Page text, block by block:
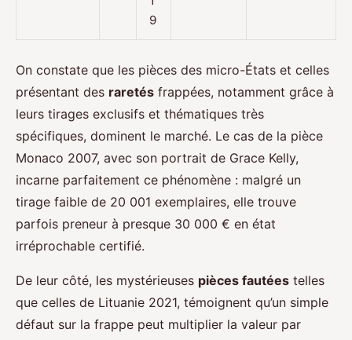
9
On constate que les pièces des micro-États et celles
présentant des raretés frappées, notamment grâce à
leurs tirages exclusifs et thématiques très
spécifiques, dominent le marché. Le cas de la pièce
Monaco 2007, avec son portrait de Grace Kelly,
incarne parfaitement ce phénomène : malgré un
tirage faible de 20 001 exemplaires, elle trouve
parfois preneur à presque 30 000 € en état
irréprochable certifié.
De leur côté, les mystérieuses pièces fautées telles
que celles de Lituanie 2021, témoignent qu’un simple
défaut sur la frappe peut multiplier la valeur par